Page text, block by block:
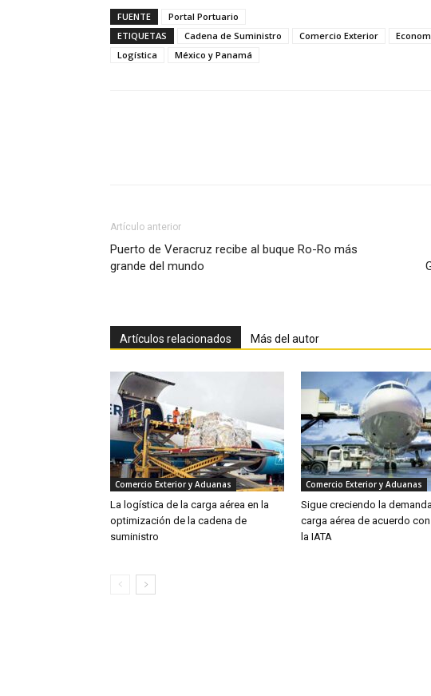
FUENTE
Portal Portuario
ETIQUETAS
Cadena de Suministro Comercio Exterior
Logística
México y Panamá
Artículo anterior
Puerto de Veracruz recibe al buque Ro-Ro más
grande del mundo
Artículos relacionados Más del autor
Comercio Exterior y Aduanas
La logística de la carga aérea en la
optimización de la cadena de
suministro
Comercio Exterior y Aduanas
Sigue creciendo la
carga aérea de acuerdo
la IATA